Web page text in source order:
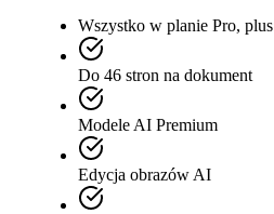
Wszystko w planie Pro,
Do 46 stron na dokument
Modele AI Premium
Edycja obrazów AI